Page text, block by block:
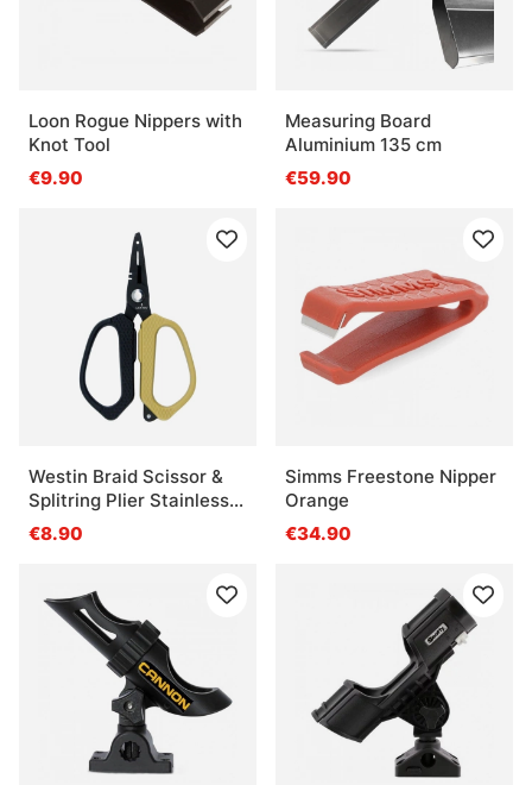
Loon Rogue Nippers with
Knot Tool
€9.90
Measuring Board
Aluminium 135 cm
€59.90
Westin Braid Scissor &
Splitring Plier Stainless
5'/12,5cm
€8.90
Simms Freestone Nipper
Orange
€34.90